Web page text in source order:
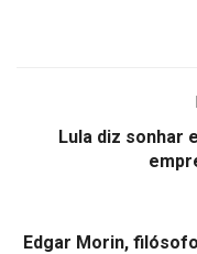
Lula diz sonhar
Edgar Morin,